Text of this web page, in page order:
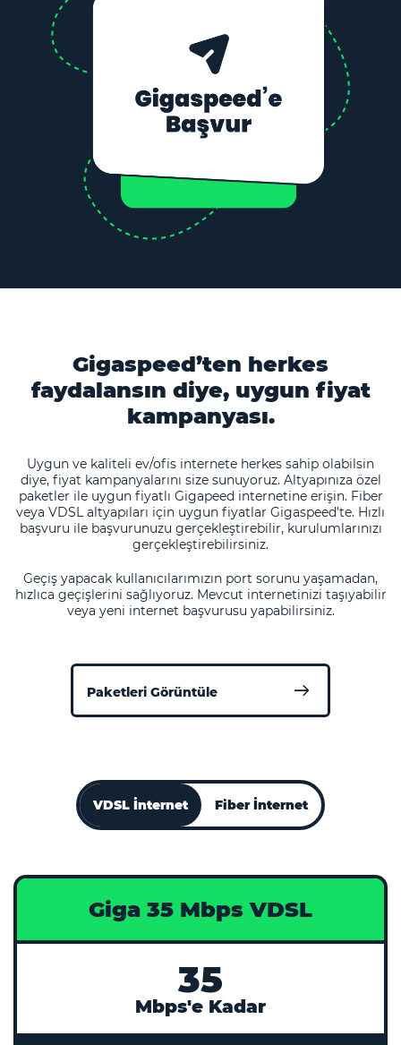
Gigaspeed’ten herkes
faydalansın diye, uygun fiyat
kampanyası.
Uygun ve kaliteli ev/ofis internete herkes sahip olabilsin
diye, fiyat kampanyalarını size sunuyoruz. Altyapınıza özel
paketler ile uygun fiyatlı Gigapeed internetine erişin. Fiber
veya VDSL altyapıları için uygun fiyatlar Gigaspeed’te. Hızlı
başvuru ile başvurunuzu gerçekleştirebilir, kurulumlarınızı
gerçekleştirebilirsiniz.
Geçiş yapacak kullanıcılarımızın port sorunu yaşamadan,
hızlıca geçişlerini sağlıyoruz. Mevcut internetinizi taşıyabilir
veya yeni internet başvurusu yapabilirsiniz.
Paketleri Görüntüle
VDSL İnternet Fiber İnternet
Giga 35 Mbps VDSL
35
Mbps'e Kadar